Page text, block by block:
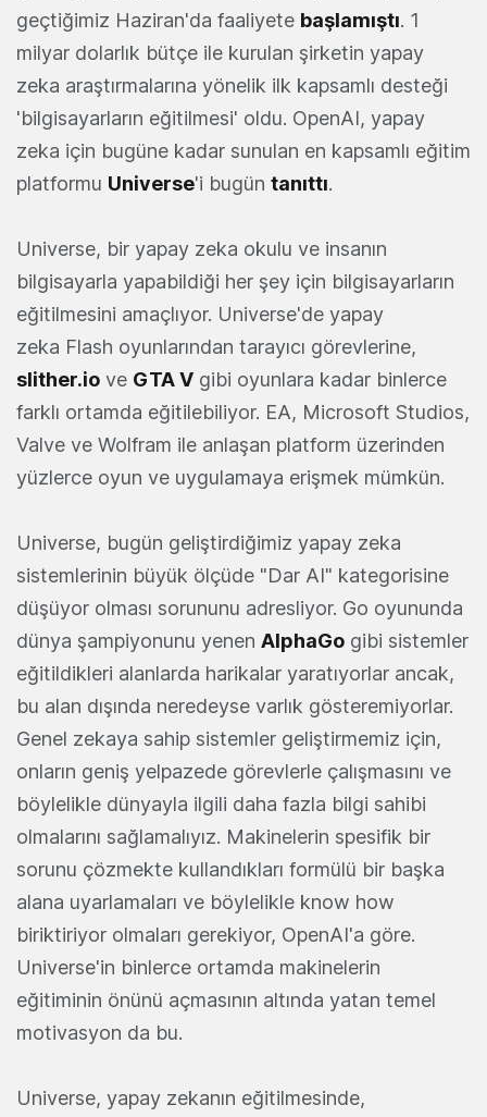
geçtiğimiz Haziran'da faaliyete başlamıştı. 1
milyar dolarlık bütçe ile kurulan şirketin yapay
zeka araştırmalarına yönelik ilk kapsamlı desteği
'bilgisayarların eğitilmesi' oldu. OpenAI, yapay
zeka için bugüne kadar sunulan en kapsamlı eğitim
platformu Universe'i bugün tanıttı.
Universe, bir yapay zeka okulu ve insanın
bilgisayarla yapabildiği her şey için bilgisayarların
eğitilmesini amaçlıyor. Universe'de yapay
zeka Flash oyunlarından tarayıcı görevlerine,
slither.io ve GTA V gibi oyunlara kadar binlerce
farklı ortamda eğitilebiliyor. EA, Microsoft Studios,
Valve ve Wolfram ile anlaşan platform üzerinden
yüzlerce oyun ve uygulamaya erişmek mümkün.
Universe, bugün geliştirdiğimiz yapay zeka
sistemlerinin büyük ölçüde "Dar AI" kategorisine
düşüyor olması sorununu adresliyor. Go oyununda
dünya şampiyonunu yenen AlphaGo gibi sistemler
eğitildikleri alanlarda harikalar yaratıyorlar ancak,
bu alan dışında neredeyse varlık gösteremiyorlar.
Genel zekaya sahip sistemler geliştirmemiz için,
onların geniş yelpazede görevlerle çalışmasını ve
böylelikle dünyayla ilgili daha fazla bilgi sahibi
olmalarını sağlamalıyız. Makinelerin spesifik bir
sorunu çözmekte kullandıkları formülü bir başka
alana uyarlamaları ve böylelikle know how
biriktiriyor olmaları gerekiyor, OpenAI'a göre.
Universe'in binlerce ortamda makinelerin
eğitiminin önünü açmasının altında yatan temel
motivasyon da bu.
Universe, yapay zekanın eğitilmesinde,